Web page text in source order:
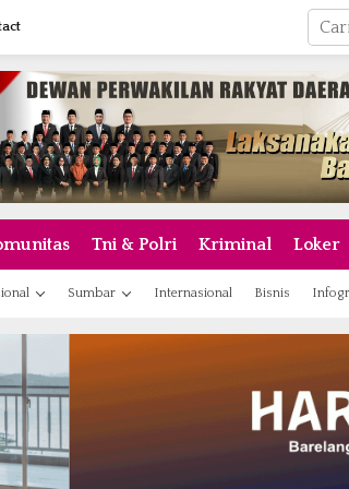
Tni & Polri Kriminal Loker
Sumbar Internasional Bisnis
Jauh dari